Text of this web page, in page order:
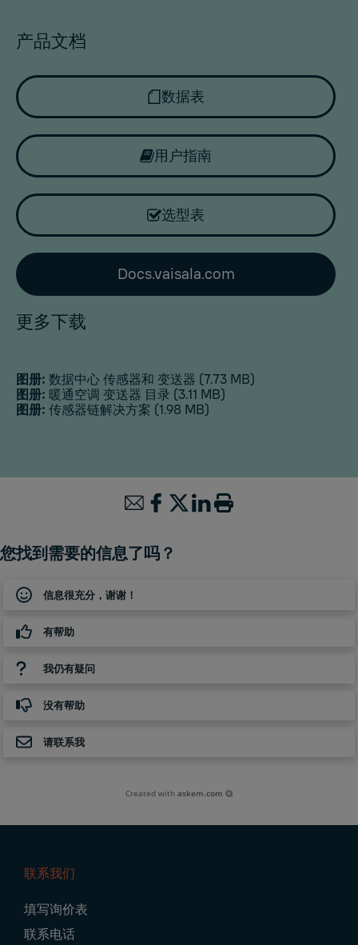
产品文档
数据表
用户指南
选型表
Docs.vaisala.com
更多下载
图册: 数据中心 传感器和 变送器 (7.73 MB)
图册: 暖通空调 变送器 目录 (3.11 MB)
图册: 传感器链解决方案 (1.98 MB)
您找到需要的信息了吗？
信息很充分，谢谢！
有帮助
我仍有疑问
没有帮助
请联系我
Created withaskem.com
Navigation
联系我们
填写询价表
联系电话